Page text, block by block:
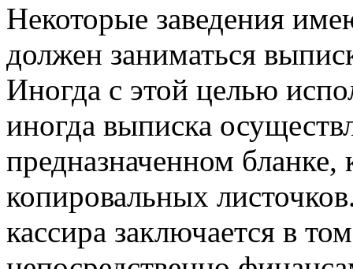
Некоторые заведения
должен заниматься
Иногда с этой целью
иногда выписка
предназначенном бланке,
копировальных
кассира заключается в